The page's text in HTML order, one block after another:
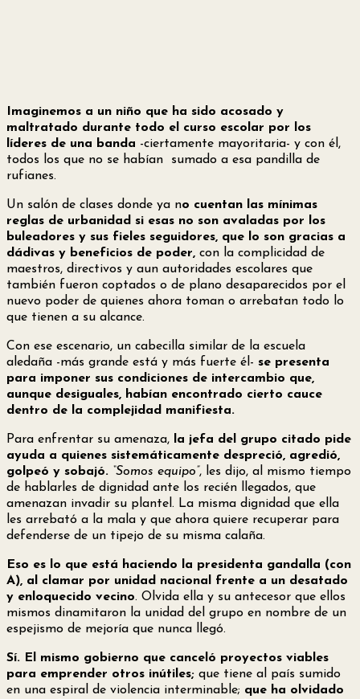
Imaginemos a un niño que ha sido acosado y
maltratado durante todo el curso escolar por los
líderes de una banda -ciertamente mayoritaria- y con él,
todos los que no se habían
sumado a esa pandilla de
rufianes.
Un salón de clases donde ya no cuentan las mínimas
reglas de urbanidad si esas no son avaladas por los
buleadores y sus fieles seguidores, que lo son gracias a
dádivas y beneficios de poder, con la complicidad de
maestros, directivos y aun autoridades escolares que
también fueron coptados o de plano desaparecidos por el
nuevo poder de quienes ahora toman o arrebatan todo lo
que tienen a su alcance.
Con ese escenario, un cabecilla similar de la escuela
aledaña -más grande está y más fuerte él- se presenta
para imponer sus condiciones de intercambio que,
aunque desiguales, habían encontrado cierto cauce
dentro de la complejidad manifiesta.
Para enfrentar su amenaza,
la jefa del grupo citado pide
ayuda a quienes sistemáticamente despreció, agredió,
golpeó y sobajó. “Somos equipo”, les dijo, al mismo tiempo
de hablarles de dignidad ante los recién llegados, que
amenazan invadir su plantel. La misma dignidad que ella
les arrebató a la mala y que ahora quiere recuperar para
defenderse de un tipejo de su misma calaña.
Eso es lo que está haciendo la presidenta gandalla (con
A), al clamar por unidad nacional frente a un desatado
y enloquecido vecino. Olvida ella y su antecesor que ellos
mismos dinamitaron la unidad del grupo en nombre de un
espejismo de mejoría que nunca llegó.
Sí. El mismo gobierno que canceló proyectos viables
para emprender otros inútiles; que tiene al país sumido
en una espiral de violencia interminable; que ha olvidado